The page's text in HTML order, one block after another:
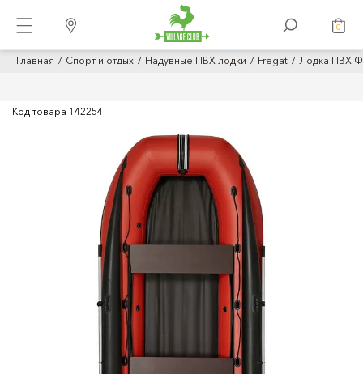
0
Главная Спорт и отдых Надувные ПВХ лодки Fregat Лодка ПВХ
Код товара 142254